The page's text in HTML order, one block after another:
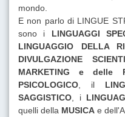
mondo.
E non parlo di LINGUE
sono i LINGUAGGI
LINGUAGGIO DELLA
DIVULGAZIONE
MARKETING e delle
PSICOLOGICO , il
SAGGISTICO , i
quelli della MUSICA e